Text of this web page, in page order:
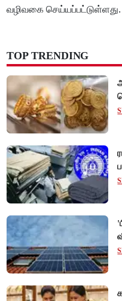
வழிவகை செய்யப்பட்டுள்ளது.
TOP TRENDING